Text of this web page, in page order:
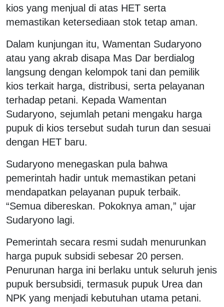
kios yang menjual di atas HET serta
memastikan ketersediaan stok tetap aman.
Dalam kunjungan itu, Wamentan Sudaryono
atau yang akrab disapa Mas Dar berdialog
langsung dengan kelompok tani dan pemilik
kios terkait harga, distribusi, serta pelayanan
terhadap petani. Kepada Wamentan
Sudaryono, sejumlah petani mengaku harga
pupuk di kios tersebut sudah turun dan sesuai
dengan HET baru.
Sudaryono menegaskan pula bahwa
pemerintah hadir untuk memastikan petani
mendapatkan pelayanan pupuk terbaik.
“Semua dibereskan. Pokoknya aman,” ujar
Sudaryono lagi.
Pemerintah secara resmi sudah menurunkan
harga pupuk subsidi sebesar 20 persen.
Penurunan harga ini berlaku untuk seluruh jenis
pupuk bersubsidi, termasuk pupuk Urea dan
NPK yang menjadi kebutuhan utama petani.